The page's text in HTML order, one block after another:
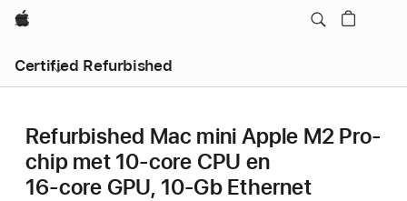
Apple
Certified Refurbished
Refurbished Mac mini Apple M2 Pro-
chip met 10‑core CPU en
16‑core GPU, 10‑Gb Ethernet